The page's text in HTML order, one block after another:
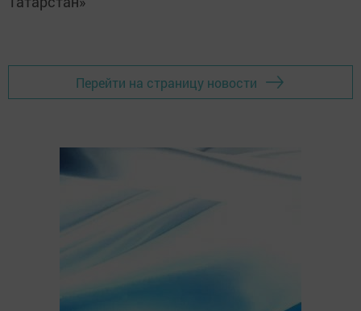
Перейти на страницу новости